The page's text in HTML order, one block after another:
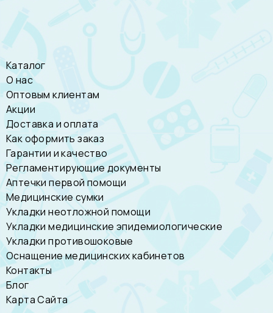
Каталог
О нас
Оптовым клиентам
Акции
Доставка и оплата
Как оформить заказ
Гарантии и качество
Регламентирующие документы
Аптечки первой помощи
Медицинские сумки
Укладки неотложной помощи
Укладки медицинские эпидемиологические
Укладки противошоковые
Оснащение медицинских кабинетов
Контакты
Блог
Карта Сайта